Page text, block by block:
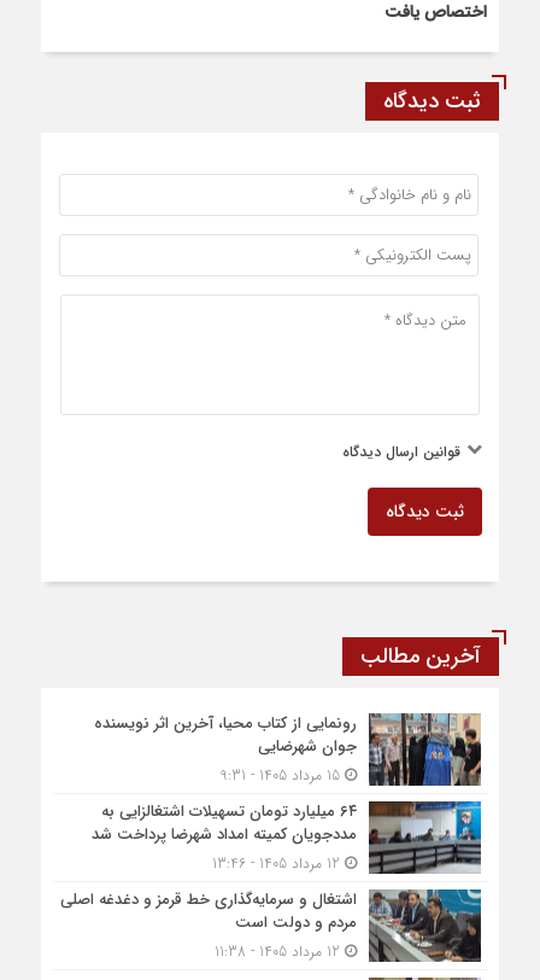
اختصاص یافت
ثبت دیدگاه
قوانین ارسال دیدگاه
ثبت دیدگاه
آخرین مطالب
رونمایی از کتاب محیا، آخرین اثر نویسنده
جوان شهرضایی
15 مرداد 1405 - 9:31
۶۴ میلیارد تومان تسهیلات اشتغالزایی به
مددجویان کمیته امداد شهرضا پرداخت شد
اشتغال و سرمایه‌گذاری خط قرمز و دغدغه اصلی
مردم و دولت است